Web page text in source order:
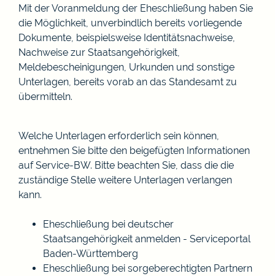
Mit der Voranmeldung der Eheschließung haben Sie
die Möglichkeit, unverbindlich bereits vorliegende
Dokumente, beispielsweise Identitätsnachweise,
Nachweise zur Staatsangehörigkeit,
Meldebescheinigungen, Urkunden und sonstige
Unterlagen, bereits vorab an das Standesamt zu
übermitteln.
Welche Unterlagen erforderlich sein können,
entnehmen Sie bitte den beigefügten Informationen
auf Service-BW. Bitte beachten Sie, dass die die
zuständige Stelle weitere Unterlagen verlangen
kann.
Eheschließung bei deutscher
Staatsangehörigkeit anmelden - Serviceportal
Baden-Württemberg
Eheschließung bei sorgeberechtigten Partnern